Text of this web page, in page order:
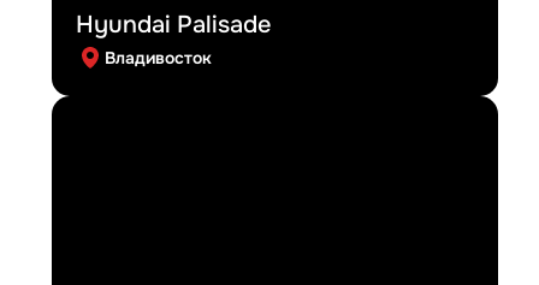
Hyundai Palisade
Владивосток